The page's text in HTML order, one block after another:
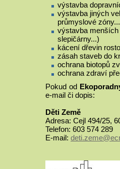
výstavba
výstavba jiných
průmyslové
výstavba menších
slepičárny...)
kácení dřevin
zásah staveb do
ochrana biotopů
ochrana zdraví
Pokud od
e-mail či dopis:
Děti Země
Adresa: Cejl 494/25,
Telefon: 603 574 289
E-mail: